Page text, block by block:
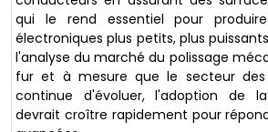
qui le rend essentiel pour
électroniques plus petits, plus
l'analyse du marché du polissage
fur et à mesure que le secteur des
continue d'évoluer, l'adoption de
devrait croître rapidement pour